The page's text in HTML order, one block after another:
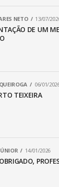
NETO 13/07/
DE UM
06/01/
TEIXEIRA
14/01/2026